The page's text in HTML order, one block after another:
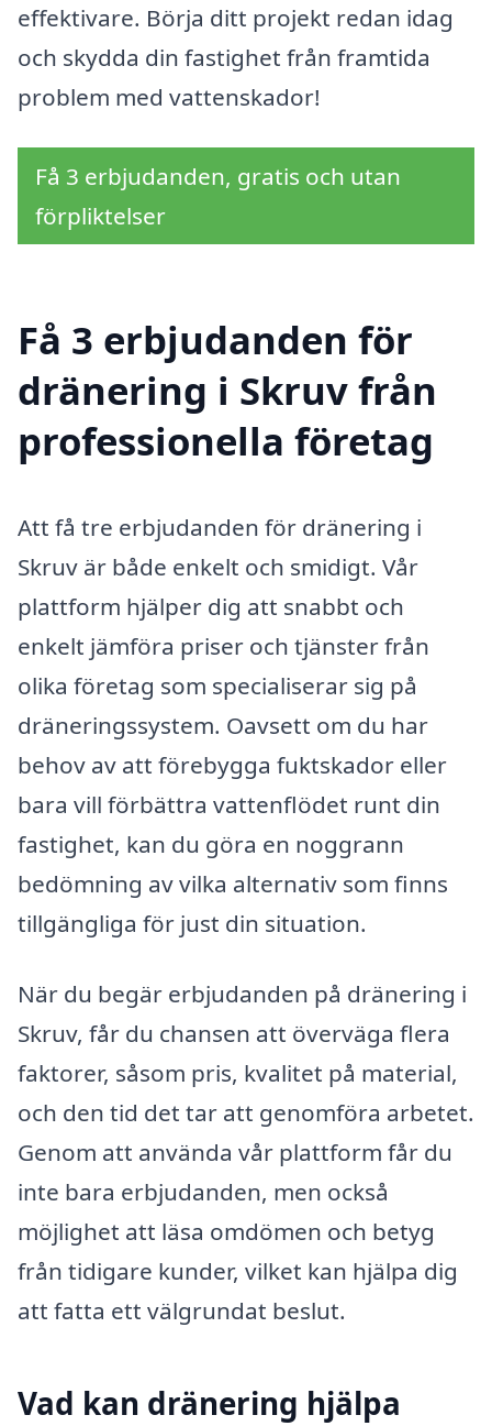
effektivare. Börja ditt projekt redan idag
och skydda din fastighet från framtida
problem med vattenskador!
Få 3 erbjudanden, gratis och utan
förpliktelser
Få 3 erbjudanden för
dränering i Skruv från
professionella företag
Att få tre erbjudanden för dränering i
Skruv är både enkelt och smidigt. Vår
plattform hjälper dig att snabbt och
enkelt jämföra priser och tjänster från
olika företag som specialiserar sig på
dräneringssystem. Oavsett om du har
behov av att förebygga fuktskador eller
bara vill förbättra vattenflödet runt din
fastighet, kan du göra en noggrann
bedömning av vilka alternativ som finns
tillgängliga för just din situation.
När du begär erbjudanden på dränering i
Skruv, får du chansen att överväga flera
faktorer, såsom pris, kvalitet på material,
och den tid det tar att genomföra arbetet.
Genom att använda vår plattform får du
inte bara erbjudanden, men också
möjlighet att läsa omdömen och betyg
från tidigare kunder, vilket kan hjälpa dig
att fatta ett välgrundat beslut.
Vad kan dränering hjälpa